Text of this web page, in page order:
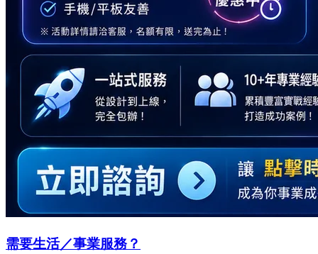
需要生活／事業服務？